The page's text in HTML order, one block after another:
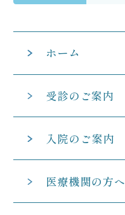
ホーム
受診のご案内
入院のご案内
医療機関の方へ